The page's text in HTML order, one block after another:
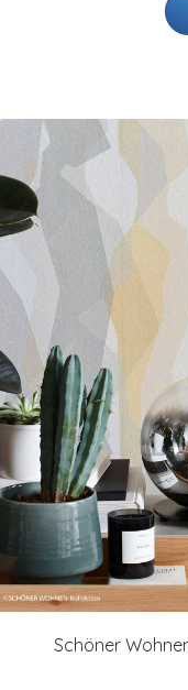
Schöner